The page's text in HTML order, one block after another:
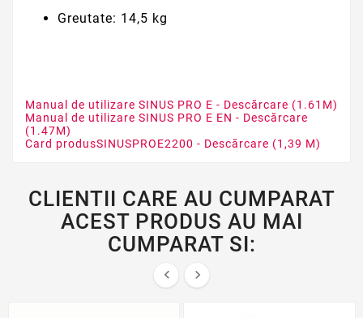
Greutate: 14,5 kg
Manual de utilizare SINUS PRO E - Descărcare (1.61M)
Manual de utilizare SINUS PRO E EN - Descărcare
(1.47M)
Card produsSINUSPROE2200 - Descărcare (1,39 M)
CLIENTII CARE AU CUMPARAT
ACEST PRODUS AU MAI
CUMPARAT SI:
 